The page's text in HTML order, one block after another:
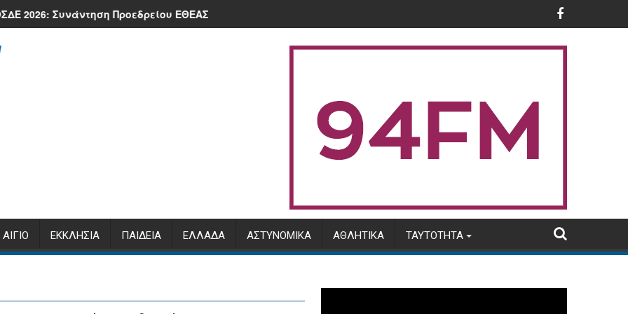
πλατεία της Κλειτορίας
Προεδρείου ΕΘΕΑΣ με τον Υπουργό, Μ. Σχοινά και τον Διοικητή της ΑΑΔΕ
Πρόγραμμα Αρχιερατικής χοροστασίας μηνός Αυγούστου 2026Φωτιά στην Αιγιαλεία:
ΑΊΓΙΟ ΕΚΚΛΗΣΊΑ ΠΑΙΔΕΊΑ ΕΛΛΆΔΑ ΑΣΤΥΝΟΜΙΚΆ ΑΘΛΗΤΙΚΆ ΤΑΥΤΌΤΗΤΑ